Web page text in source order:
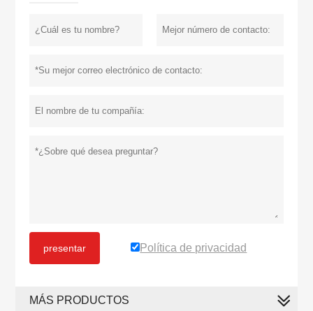
presentar Política de privacidad
MÁS PRODUCTOS